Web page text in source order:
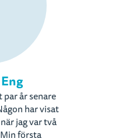
par år senare
har visat
jag var två
första